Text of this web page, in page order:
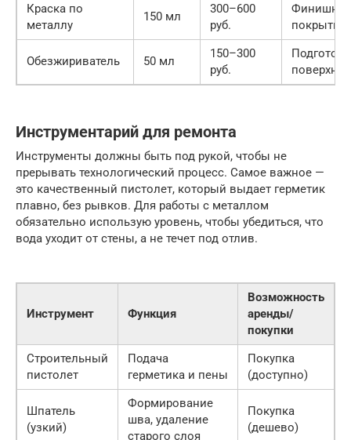
Краска по
металлу
150 мл
300–600
руб.
Финишное
покрытие
Обезжириватель 50 мл
150–300
руб.
Инструментарий для ремонта
Инструменты должны быть под рукой, чтобы не
прерывать технологический процесс. Самое важное —
это качественный пистолет, который выдает герметик
плавно, без рывков. Для работы с металлом
обязательно использую уровень, чтобы убедиться, что
вода уходит от стены, а не течет под отлив.
Инструмент Функция
Возможность
аренды/
покупки
Строительный
пистолет
Подача
герметика и пены
Покупка
(доступно)
Шпатель
(узкий)
Формирование
шва, удаление
старого слоя
Покупка
(дешево)